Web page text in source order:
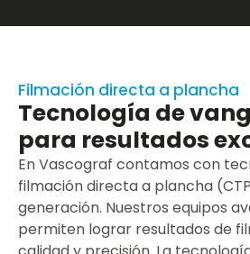
Filmación directa a plancha
Tecnología de
para resultados
En Vascograf contamos con
filmación directa a plancha
generación. Nuestros equipos
permiten lograr resultados de